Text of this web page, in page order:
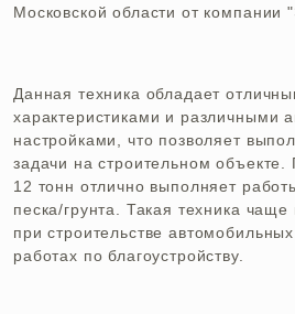
Московской области от
Данная техника обладает
характеристиками и различными
настройками, что позволяет
задачи на строительном объекте.
12 тонн отлично выполняет
песка/грунта. Такая техника чаще
при строительстве
работах по благоустройству.